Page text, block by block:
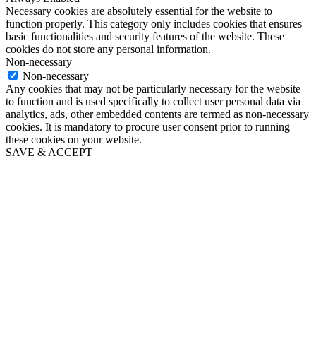
Necessary cookies are absolutely essential for the website to
function properly. This category only includes cookies that ensures
basic functionalities and security features of the website. These
cookies do not store any personal information.
Non-necessary
Non-necessary
Any cookies that may not be particularly necessary for the website
to function and is used specifically to collect user personal data via
analytics, ads, other embedded contents are termed as non-necessary
cookies. It is mandatory to procure user consent prior to running
these cookies on your website.
SAVE & ACCEPT